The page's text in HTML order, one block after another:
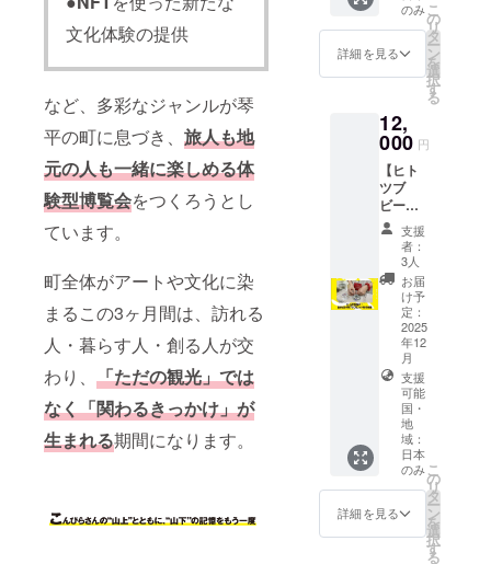
文化体験の提供
など、多彩なジャンルが琴
平の町に息づき、 旅人も地
元の人も一緒に楽しめる体
験型博覧会をつくろうとし
ています。
町全体がアートや文化に染
まるこの3ヶ月間は、訪れる
人・暮らす人・創る人が交
わり、 「ただの観光」では
なく「関わるきっかけ」が
生まれる期間になります。
満：文
ズ小 ※
複数の
わせて
いただ
いた場
合は額
に応じ
てサイ
ズを調
整致し
ます。
くださ
い。
名、
ニック
可） 備
考欄に
ご記入
がない
場合
は、掲
載いた
しませ
ん。 ＜
掲載サ
イズ＞
30万円
以上：
文字サ
イズ特
大又は
ロゴ掲
出 10万
円以上
30万円
未満：
文字サ
3万円以
上10万
以上：
文字サ
イズ特
大又は
ロゴ掲
円以上
30万円
未満：
文字サ
イズ大
3万円以
上10万
円未
満：文
字サイ
ズ中 3
万円未
満：文
字サイ
ズ小 ※
複数の
支援を
組み合
わせて
いただ
いた場
合は額
てサイ
ズを調
陵株式
会社か
ら直送
書文書
番号：
丸間第
223号）
※原材料
及び添
加物等
の食品
表示は
お届け
商品の
ラベル
に表記
されま
す。商
品開封
前には
必ずお
届けの
リター
ンに貼
付され
たラベ
ルや注
意書き
カー ・
姓池商
店オリ
スキン
グテー
プ ・五
人百姓
池商店
オリジ
ナル
加美代
飴キー
ホル
ダー
←オス
スメ！
※ご支援
いただ
いた方
のお名
前を
ホーム
ページ
に掲載
させて
いただ
を選ん
で、オ
ルのゴ
ムブレ
トを作
りま
す。 金
属を使
用しな
いので
アレル
ギーや
肌の敏
感なお
子様で
も安
心。 ア
クセサ
リー制
作歴30
年以上
の店主
が初心
者の方
にも丁
寧にお
ます♪
所要時
間：2時
のみ
詳細を見る
こ
の
リ
タ
ー
ン
を
選
択
す
る
12,
000 円
【ヒト
ツブ
ビーズ
店 大
人の方
向け☆
自分だ
けのゴ
ムブレ
スレッ
ト作り
体験】
3000種
類を超
える
ビーズ
の中か
らお好
きな
を選ん
で、オ
支援
者：
3人
お届
け予
定：
2025
年12
月
支援
可能
国・
地
域：
日本
のみ
詳細を見る
こ
の
リ
タ
ー
ン
を
選
択
す
る